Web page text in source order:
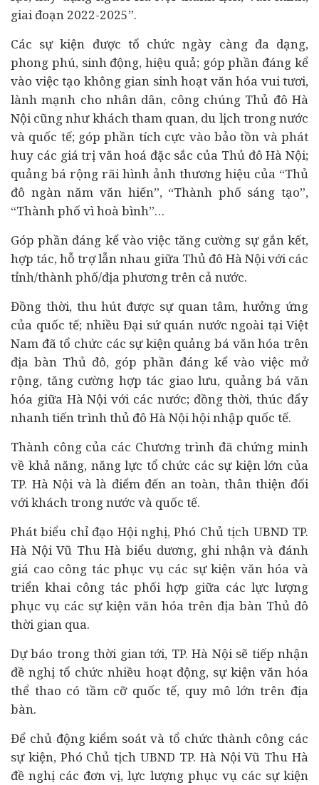
giai đoạn 2022-2025”.
Các sự kiện được tổ chức ngày càng đa dạng,
phong phú, sinh động, hiệu quả; góp phần đáng kể
vào việc tạo không gian sinh hoạt văn hóa vui tươi,
lành mạnh cho nhân dân, công chúng Thủ đô Hà
Nội cũng như khách tham quan, du lịch trong nước
và quốc tế; góp phần tích cực vào bảo tồn và phát
huy các giá trị văn hoá đặc sắc của Thủ đô Hà Nội;
quảng bá rộng rãi hình ảnh thương hiệu của “Thủ
đô ngàn năm văn hiến”, “Thành phố sáng tạo”,
“Thành phố vì hoà bình”…
Góp phần đáng kể vào việc tăng cường sự gắn kết,
hợp tác, hỗ trợ lẫn nhau giữa Thủ đô Hà Nội với các
tỉnh/thành phố/địa phương trên cả nước.
Đồng thời, thu hút được sự quan tâm, hưởng ứng
của quốc tế; nhiều Đại sứ quán nước ngoài tại Việt
Nam đã tổ chức các sự kiện quảng bá văn hóa trên
địa bàn Thủ đô, góp phần đáng kể vào việc mở
rộng, tăng cường hợp tác giao lưu, quảng bá văn
hóa giữa Hà Nội với các nước; đồng thời, thúc đẩy
nhanh tiến trình thủ đô Hà Nội hội nhập quốc tế.
Thành công của các Chương trình đã chứng minh
về khả năng, năng lực tổ chức các sự kiện lớn của
TP. Hà Nội và là điểm đến an toàn, thân thiện đối
với khách trong nước và quốc tế.
Phát biểu chỉ đạo Hội nghị, Phó Chủ tịch UBND TP.
Hà Nội Vũ Thu Hà biểu dương, ghi nhận và đánh
giá cao công tác phục vụ các sự kiện văn hóa và
triển khai công tác phối hợp giữa các lực lượng
phục vụ các sự kiện văn hóa trên địa bàn Thủ đô
thời gian qua.
Dự báo trong thời gian tới, TP. Hà Nội sẽ tiếp nhận
đề nghị tổ chức nhiều hoạt động, sự kiện văn hóa
thể thao có tầm cỡ quốc tế, quy mô lớn trên địa
bàn.
Để chủ động kiểm soát và tổ chức thành công các
sự kiện, Phó Chủ tịch UBND TP. Hà Nội Vũ Thu Hà
đề nghị các đơn vị, lực lượng phục vụ các sự kiện